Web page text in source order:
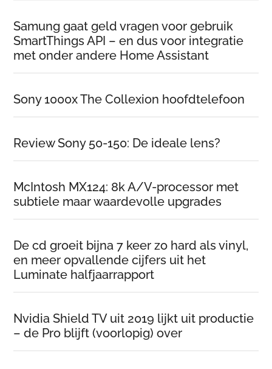
Samung gaat geld vragen voor gebruik
SmartThings API – en dus voor integratie
met onder andere Home Assistant
Sony 1000x The Collexion hoofdtelefoon
Review Sony 50-150: De ideale lens?
McIntosh MX124: 8k A/V-processor met
subtiele maar waardevolle upgrades
De cd groeit bijna 7 keer zo hard als vinyl,
en meer opvallende cijfers uit het
Luminate halfjaarrapport
Nvidia Shield TV uit 2019 lijkt uit productie
– de Pro blijft (voorlopig) over